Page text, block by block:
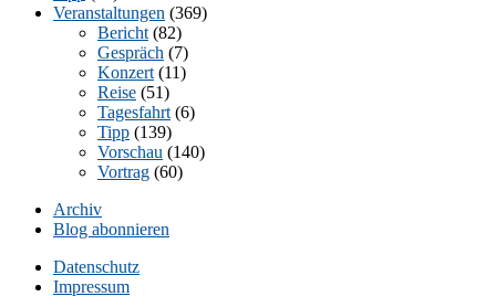
Veranstaltungen (369)
Bericht (82)
Gespräch (7)
Konzert (11)
Reise (51)
Tagesfahrt (6)
Tipp (139)
Vorschau (140)
Vortrag (60)
Archiv
Blog abonnieren
Datenschutz
Impressum